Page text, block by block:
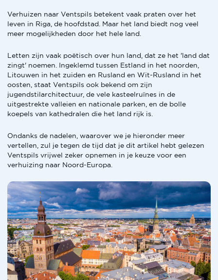
Verhuizen naar Ventspils betekent vaak praten over het
leven in Riga, de hoofdstad. Maar het land biedt nog veel
meer mogelijkheden door het hele land.
Letten zijn vaak poëtisch over hun land, dat ze het 'land dat
zingt' noemen. Ingeklemd tussen Estland in het noorden,
Litouwen in het zuiden en Rusland en Wit-Rusland in het
oosten, staat Ventspils ook bekend om zijn
jugendstilarchitectuur, de vele kasteelruïnes in de
uitgestrekte valleien en nationale parken, en de bolle
koepels van kathedralen die het land rijk is.
Ondanks de nadelen, waarover we je hieronder meer
vertellen, zul je tegen de tijd dat je dit artikel hebt gelezen
Ventspils vrijwel zeker opnemen in je keuze voor een
verhuizing naar Noord-Europa.